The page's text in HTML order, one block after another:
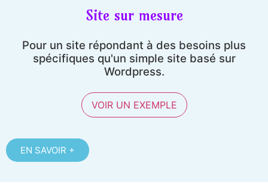
Site sur mesure
Pour un site répondant à des besoins plus
spécifiques qu'un simple site basé sur
Wordpress.
VOIR UN EXEMPLE
EN SAVOIR +